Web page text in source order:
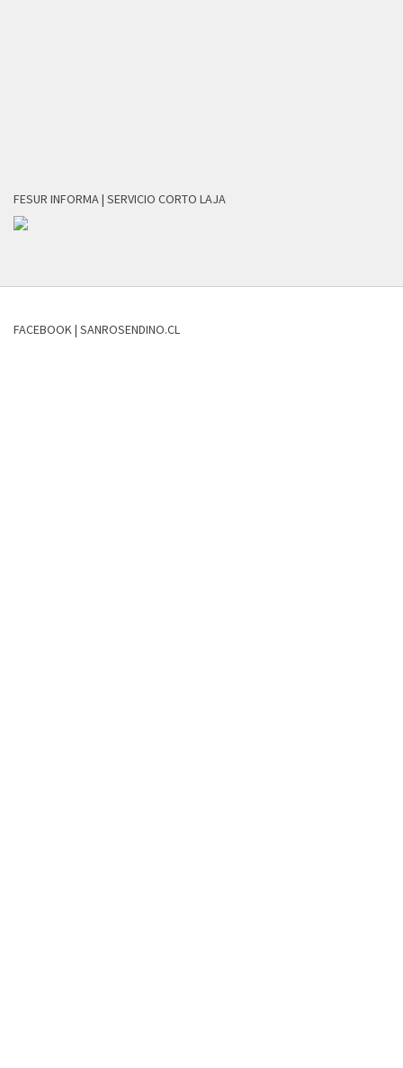
FESUR INFORMA | SERVICIO CORTO LAJA
FACEBOOK | SANROSENDINO.CL